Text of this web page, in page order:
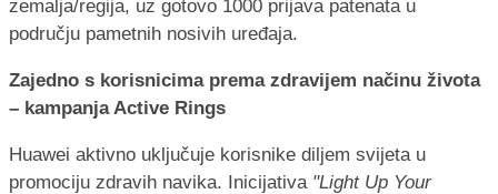
zemalja/regija, uz gotovo 1000 prijava patenata u
području pametnih nosivih uređaja.
Zajedno s korisnicima prema zdravijem načinu života
– kampanja Active Rings
Huawei aktivno uključuje korisnike diljem svijeta u
promociju zdravih navika. Inicijativa "Light Up Your